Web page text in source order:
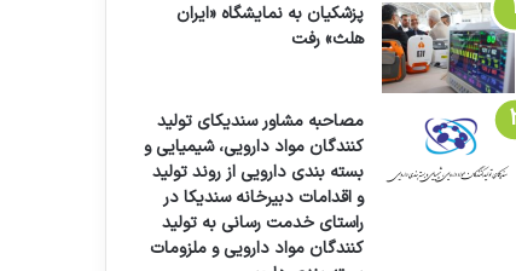
پزشکیان به نمایشگاه «ایران
هلث» رفت
مصاحبه مشاور سندیکای تولید
کنندگان مواد دارویی، شیمیایی و
بسته بندی دارویی از روند تولید
و اقدامات دبیرخانه سندیکا در
راستای خدمت رسانی به تولید
کنندگان مواد دارویی و ملزومات